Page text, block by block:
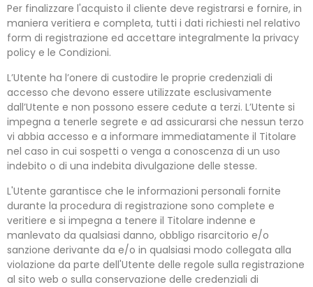
Per finalizzare l'acquisto il cliente deve registrarsi e fornire, in
maniera veritiera e completa, tutti i dati richiesti nel relativo
form di registrazione ed accettare integralmente la privacy
policy e le Condizioni.
L’Utente ha l’onere di custodire le proprie credenziali di
accesso che devono essere utilizzate esclusivamente
dall’Utente e non possono essere cedute a terzi. L’Utente si
impegna a tenerle segrete e ad assicurarsi che nessun terzo
vi abbia accesso e a informare immediatamente il Titolare
nel caso in cui sospetti o venga a conoscenza di un uso
indebito o di una indebita divulgazione delle stesse.
L'Utente garantisce che le informazioni personali fornite
durante la procedura di registrazione sono complete e
veritiere e si impegna a tenere il Titolare indenne e
manlevato da qualsiasi danno, obbligo risarcitorio e/o
sanzione derivante da e/o in qualsiasi modo collegata alla
violazione da parte dell'Utente delle regole sulla registrazione
al sito web o sulla conservazione delle credenziali di